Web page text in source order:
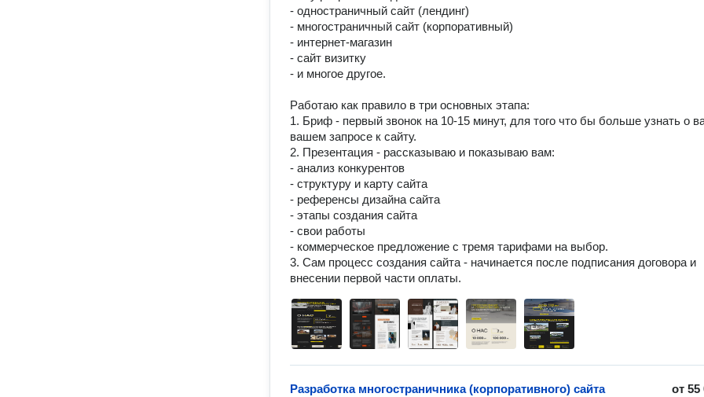
- одностраничный сайт (лендинг)
- многостраничный сайт (корпоративный)
- интернет-магазин
- сайт визитку
- и многое другое.
Работаю как правило в три основных этапа:
1. Бриф - первый звонок на 10-15 минут, для того что бы больше узнать о
вашем запросе к сайту.
2. Презентация - рассказываю и показываю вам:
- анализ конкурентов
- структуру и карту сайта
- референсы дизайна сайта
- этапы создания сайта
- свои работы
- коммерческое предложение с тремя тарифами на выбор.
3. Сам процесс создания сайта - начинается после подписания договора и
внесении первой части оплаты.
от55
Разработка многостраничника (корпоративного) сайта